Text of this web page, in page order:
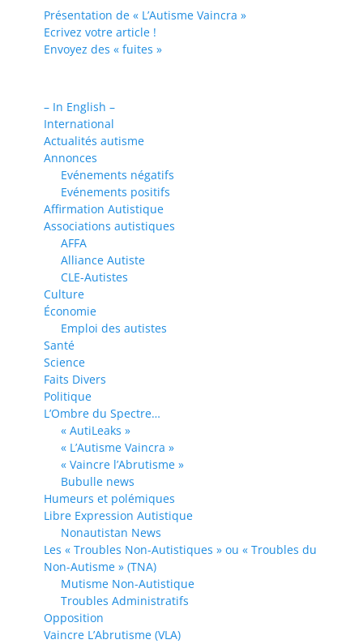
Présentation de « L’Autisme Vaincra »
Ecrivez votre article !
Envoyez des « fuites »
– In English –
International
Actualités autisme
Annonces
Evénements négatifs
Evénements positifs
Affirmation Autistique
Associations autistiques
AFFA
Alliance Autiste
CLE-Autistes
Culture
Économie
Emploi des autistes
Santé
Science
Faits Divers
Politique
L’Ombre du Spectre…
« AutiLeaks »
« L’Autisme Vaincra »
« Vaincre l’Abrutisme »
Bubulle news
Humeurs et polémiques
Libre Expression Autistique
Nonautistan News
Les « Troubles Non-Autistiques » ou « Troubles du
Non-Autisme » (TNA)
Mutisme Non-Autistique
Troubles Administratifs
Opposition
Vaincre L’Abrutisme (VLA)